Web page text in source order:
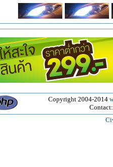
Copyright 2004-2014